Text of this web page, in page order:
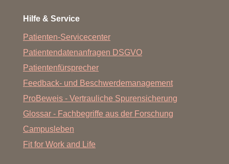
Hilfe & Service
Patienten-Servicecenter
Patientendatenanfragen DSGVO
Patientenfürsprecher
Feedback- und Beschwerdemanagement
ProBeweis - Vertrauliche Spurensicherung
Glossar - Fachbegriffe aus der Forschung
Campusleben
Fit for Work and Life